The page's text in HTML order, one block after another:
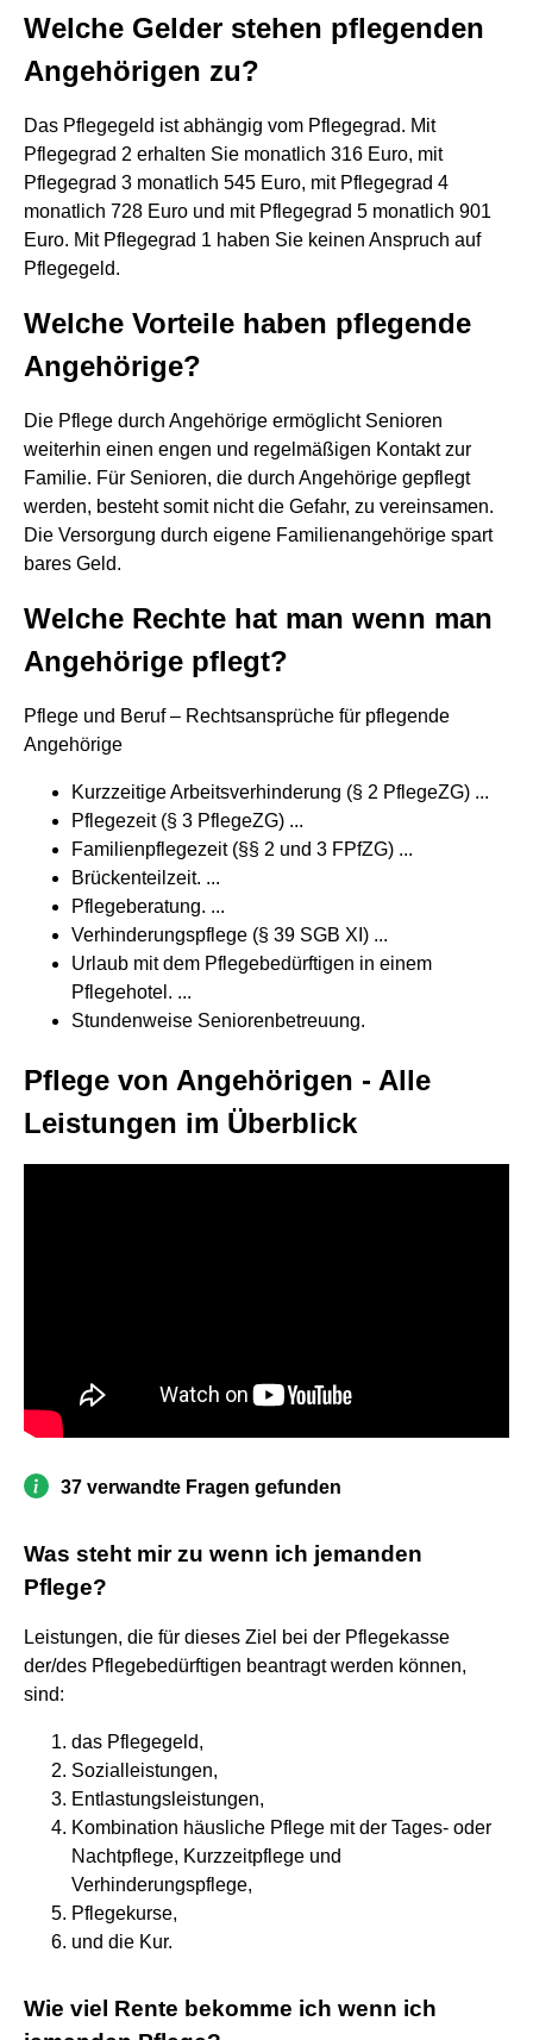
Welche Gelder stehen pflegenden
Angehörigen zu?
Das Pflegegeld ist abhängig vom Pflegegrad. Mit
Pflegegrad 2 erhalten Sie monatlich 316 Euro, mit
Pflegegrad 3 monatlich 545 Euro, mit Pflegegrad 4
monatlich 728 Euro und mit Pflegegrad 5 monatlich 901
Euro. Mit Pflegegrad 1 haben Sie keinen Anspruch auf
Pflegegeld.
Welche Vorteile haben pflegende
Angehörige?
Die Pflege durch Angehörige ermöglicht Senioren
weiterhin einen engen und regelmäßigen Kontakt zur
Familie. Für Senioren, die durch Angehörige gepflegt
werden, besteht somit nicht die Gefahr, zu vereinsamen.
Die Versorgung durch eigene Familienangehörige spart
bares Geld.
Welche Rechte hat man wenn man
Angehörige pflegt?
Pflege und Beruf – Rechtsansprüche für pflegende
Angehörige
Kurzzeitige Arbeitsverhinderung (§ 2 PflegeZG) ...
Pflegezeit (§ 3 PflegeZG) ...
Familienpflegezeit (§§ 2 und 3 FPfZG) ...
Brückenteilzeit. ...
Pflegeberatung. ...
Verhinderungspflege (§ 39 SGB XI) ...
Urlaub mit dem Pflegebedürftigen in einem
Pflegehotel. ...
Stundenweise Seniorenbetreuung.
Pflege von Angehörigen - Alle
Leistungen im Überblick
37 verwandte Fragen gefunden
Was steht mir zu wenn ich jemanden
Pflege?
Leistungen, die für dieses Ziel bei der Pflegekasse
der/des Pflegebedürftigen beantragt werden können,
sind:
das Pflegegeld,
Sozialleistungen,
Entlastungsleistungen,
Kombination häusliche Pflege mit der Tages- oder
Nachtpflege, Kurzzeitpflege und
Verhinderungspflege,
Pflegekurse,
und die Kur.
Wie viel Rente bekomme ich wenn ich